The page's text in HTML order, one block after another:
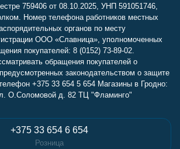
759406 от 08.10.2025, УНП 591051746,
Номер телефона работников местных
органов по месту
ООО «Славница», уполномоченных
покупателей: 8 (0152) 73-89-02.
обращения покупателей о
законодательством о защите
+375 33 654 5 654 Магазины в Гродно:
О.Соломовой д. 82 ТЦ "Фламинго"
+375 33 654 6 654
Розница